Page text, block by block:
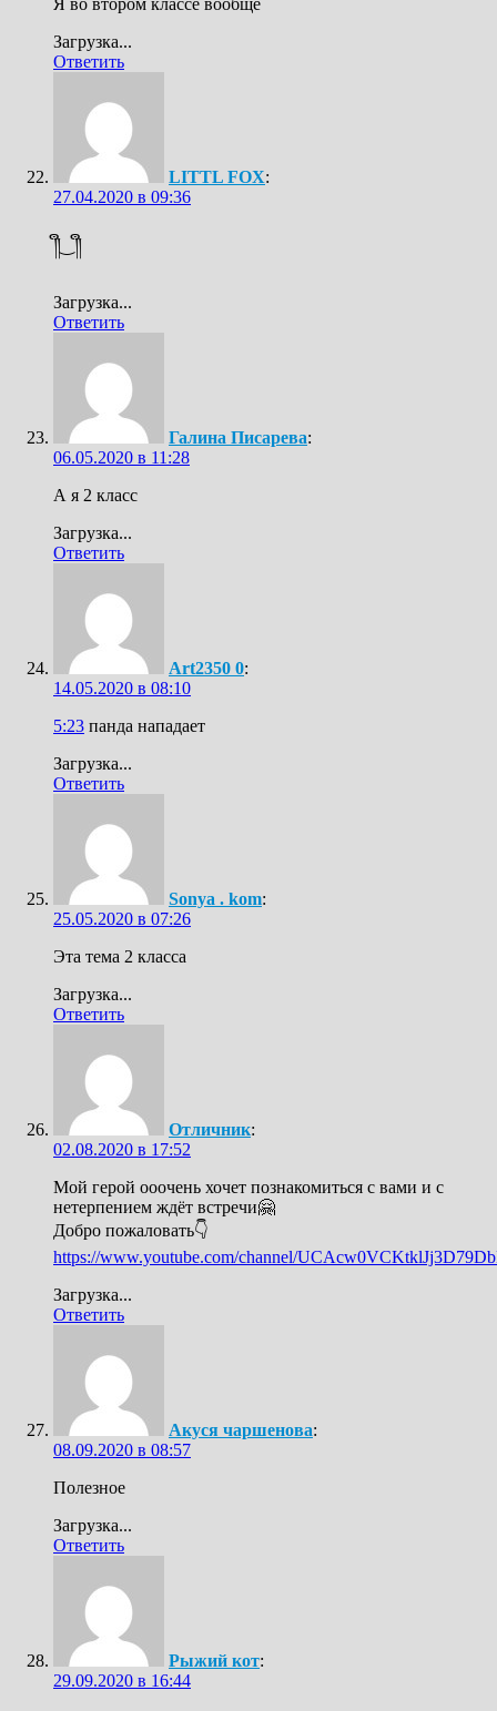
Я во втором классе вообще
Загрузка...
Ответить
LITTL FOX:
27.04.2020 в 09:36
༎ຶ‿༎ຶ
Загрузка...
Ответить
Галина Писарева:
06.05.2020 в 11:28
А я 2 класс
Загрузка...
Ответить
Art2350 0:
14.05.2020 в 08:10
5:23 панда нападает
Загрузка...
Ответить
Sonya . kom:
25.05.2020 в 07:26
Эта тема 2 класса
Загрузка...
Ответить
Отличник:
02.08.2020 в 17:52
Мой герой ооочень хочет познакомиться с вами и с
нетерпением ждёт встречи🤗
Добро пожаловать👇
https://www.youtube.com/channel/
Загрузка...
Ответить
Акуся чаршенова:
08.09.2020 в 08:57
Полезное
Загрузка...
Ответить
Рыжий кот:
29.09.2020 в 16:44